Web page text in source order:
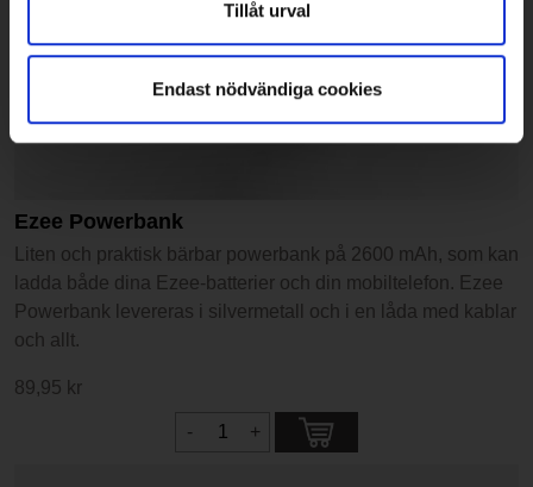
Tillåt urval
Endast nödvändiga cookies
Ezee Powerbank
Liten och praktisk bärbar powerbank på 2600 mAh, som kan
ladda både dina Ezee-batterier och din mobiltelefon. Ezee
Powerbank levereras i silvermetall och i en låda med kablar
och allt.
89,95 kr